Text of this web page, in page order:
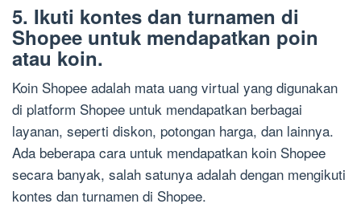
5. Ikuti kontes dan turnamen di
Shopee untuk mendapatkan poin
atau koin.
Koin Shopee adalah mata uang virtual yang digunakan
di platform Shopee untuk mendapatkan berbagai
layanan, seperti diskon, potongan harga, dan lainnya.
Ada beberapa cara untuk mendapatkan koin Shopee
secara banyak, salah satunya adalah dengan mengikuti
kontes dan turnamen di Shopee.